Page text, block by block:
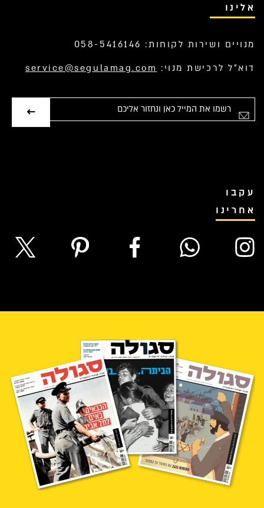
אלינו
מנויים ושירות לקוחות: 058-5416146
דוא”ל לרכישת מנוי: service@segulamag.com
עקבו
אחרינו